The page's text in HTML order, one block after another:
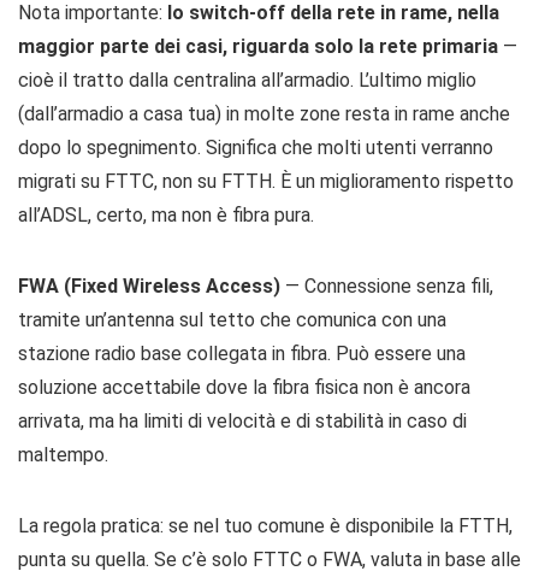
Nota importante: lo switch-off della rete in rame, nella
maggior parte dei casi, riguarda solo la rete primaria —
cioè il tratto dalla centralina all’armadio. L’ultimo miglio
(dall’armadio a casa tua) in molte zone resta in rame anche
dopo lo spegnimento. Significa che molti utenti verranno
migrati su FTTC, non su FTTH. È un miglioramento rispetto
all’ADSL, certo, ma non è fibra pura.
FWA (Fixed Wireless Access) — Connessione senza fili,
tramite un’antenna sul tetto che comunica con una
stazione radio base collegata in fibra. Può essere una
soluzione accettabile dove la fibra fisica non è ancora
arrivata, ma ha limiti di velocità e di stabilità in caso di
maltempo.
La regola pratica: se nel tuo comune è disponibile la FTTH,
punta su quella. Se c’è solo FTTC o FWA, valuta in base alle